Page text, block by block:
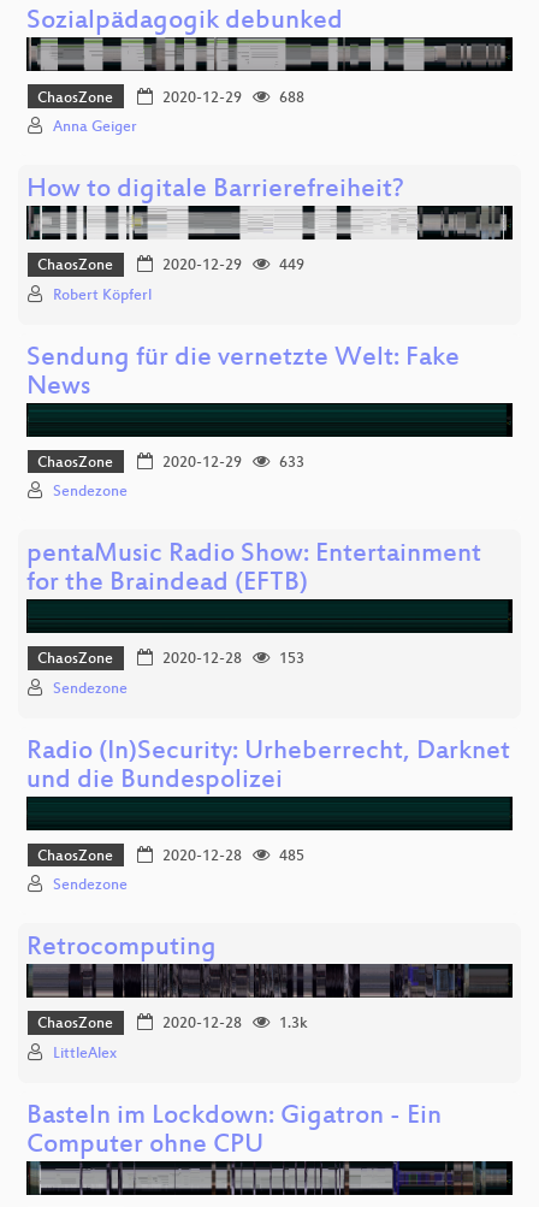
Sozialpädagogik debunked
ChaosZone 2020-12-29
688
Anna Geiger
How to digitale Barrierefreiheit?
ChaosZone 2020-12-29
449
Robert Köpferl
Sendung für die vernetzte Welt: Fake
News
ChaosZone 2020-12-29
633
Sendezone
pentaMusic Radio Show: Entertainment
for the Braindead (EFTB)
ChaosZone 2020-12-28
153
Sendezone
Radio (In)Security: Urheberrecht, Darknet
und die Bundespolizei
ChaosZone 2020-12-28
485
Sendezone
Retrocomputing
ChaosZone 2020-12-28
1.3k
LittleAlex
Basteln im Lockdown: Gigatron - Ein
Computer ohne CPU